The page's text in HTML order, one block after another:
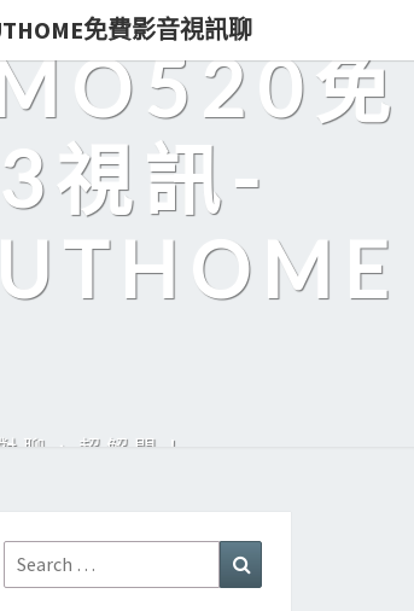
免費影音視訊聊
免
視訊-
聊，超解悶！
Search
for: